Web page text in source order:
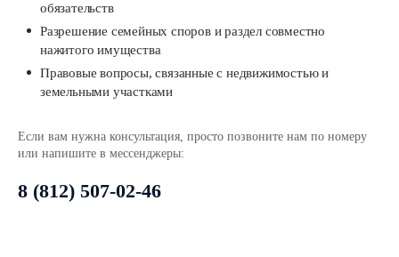
обязательств
Разрешение семейных споров и раздел совместно
нажитого имущества
Правовые вопросы, связанные с недвижимостью и
земельными участками
Если вам нужна консультация, просто позвоните нам по номеру
или напишите в мессенджеры:
8 (812) 507-02-46